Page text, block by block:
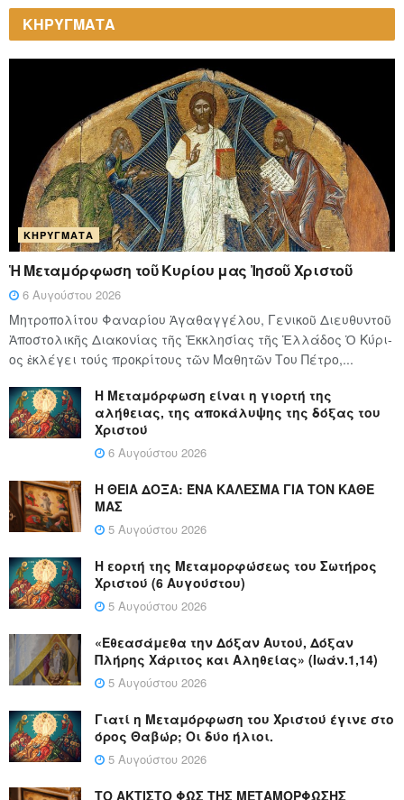
ΚΗΡΥΓΜΑΤΑ
ΚΗΡΎΓΜΑΤΑ
Ἡ Μεταμόρφωση τοῦ Κυρίου μας Ἰησοῦ Χριστοῦ
6 Αυγούστου 2026
Μητροπολίτου Φαναρίου Ἀγαθαγγέλου, Γενικοῦ Διευθυντοῦ
Ἀποστολικῆς Διακονίας τῆς Ἐκκλησίας τῆς Ἑλλάδος Ὁ Κύ­ρι­
ος ἐκλέγει τούς προ­κρί­τους τῶν Μα­θη­τῶν Του Πέ­τρο,...
Η Μεταμόρφωση είναι η γιορτή της
αλήθειας, της αποκάλυψης της δόξας του
Χριστού
6 Αυγούστου 2026
Η ΘΕΙΑ ΔΟΞΑ: ΈΝΑ ΚΑΛΕΣΜΑ ΓΙΑ ΤΟΝ ΚΑΘΕ
ΜΑΣ
5 Αυγούστου 2026
Η εορτή της Μεταμορφώσεως του Σωτήρος
Χριστού (6 Αυγούστου)
5 Αυγούστου 2026
«Εθεασάμεθα την Δόξαν Αυτού, Δόξαν
Πλήρης Χάριτος και Αληθείας» (Ιωάν.1,14)
5 Αυγούστου 2026
Γιατί η Μεταμόρφωση του Χριστού έγινε στο
όρος Θαβώρ; Οι δύο ήλιοι.
5 Αυγούστου 2026
ΤΟ ΑΚΤΙΣΤΟ ΦΩΣ ΤΗΣ ΜΕΤΑΜΟΡΦΩΣΗΣ